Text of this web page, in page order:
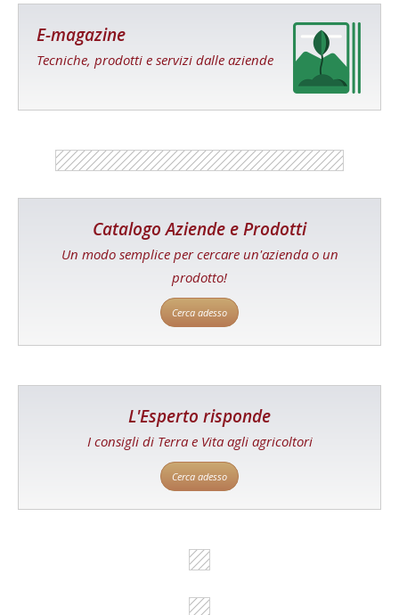
E-magazine
Tecniche, prodotti e servizi dalle aziende
Catalogo Aziende e Prodotti
Un modo semplice per cercare un'azienda o un
prodotto!
Cerca adesso
L'Esperto risponde
I consigli di Terra e Vita agli agricoltori
Cerca adesso